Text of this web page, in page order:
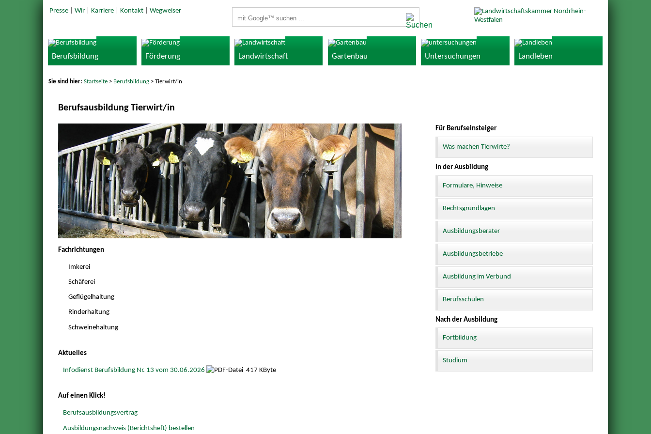
Presse| Wir| Karriere| Kontakt| Wegweiser
Berufsbildung Förderung Landwirtschaft Gartenbau Untersuchungen Landleben
Sie sind hier:Startseite > Berufsbildung > Tierwirt/in
Berufsausbildung Tierwirt/in
Fachrichtungen
Imkerei
Schäferei
Geflügelhaltung
Rinderhaltung
Schweinehaltung
Aktuelles
Infodienst Berufsbildung Nr. 13 vom 30.06.2026 417 KByte
Auf einen Klick!
Berufsausbildungsvertrag
Ausbildungsnachweis (Berichtsheft) bestellen
Für Berufseinsteiger
Was machen Tierwirte?
In der Ausbildung
Formulare, Hinweise
Rechtsgrundlagen
Ausbildungsberater
Ausbildungsbetriebe
Ausbildung im Verbund
Berufsschulen
Nach der Ausbildung
Fortbildung
Studium